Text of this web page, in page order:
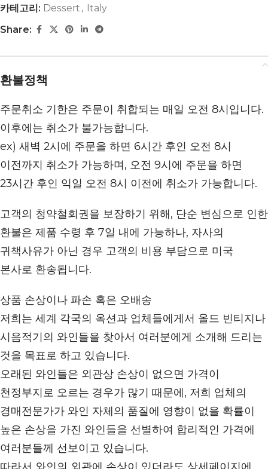
카테고리: Dessert , Italy
Share:
환불정책
주문취소 기한은 주문이 취합되는 매일 오전 8시입니다.
이후에는 취소가 불가능합니다.
ex) 새벽 2시에 주문을 하면 6시간 후인 오전 8시
이전까지 취소가 가능하며, 오전 9시에 주문을 하면
23시간 후인 익일 오전 8시 이전에 취소가 가능합니다.
고객의 청약철회권을 보장하기 위해, 단순 변심으로 인한
환불은 제품 수령 후 7일 내에 가능하나, 자사의
귀책사유가 아닌 경우 고객의 비용 부담으로 미국
본사로 환송됩니다.
상품 손상이나 파손 혹은 오배송
저희는 세계 각국의 옥션과 업체들에게서 올드 빈티지나
시음적기의 와인들을 찾아서 여러분에게 소개해 드리는
것을 목표로 하고 있습니다.
오래된 와인들은 외관상 손상이 없으면 가격이
천정부지로 오르는 경우가 많기 때문에, 저희 업체의
경매전문가가 와인 자체의 품질에 영향이 없을 확률이
높은 손상을 가진 와인들을 선별하여 합리적인 가격에
여러분들께 선보이고 있습니다.